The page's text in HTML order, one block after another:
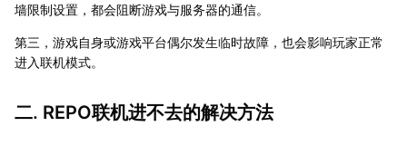
墙限制设置，都会阻断游戏与服务器的通信。
第三，游戏自身或游戏平台偶尔发生临时故障，也会影响玩家正常
进入联机模式。
二. REPO联机进不去的解决方法